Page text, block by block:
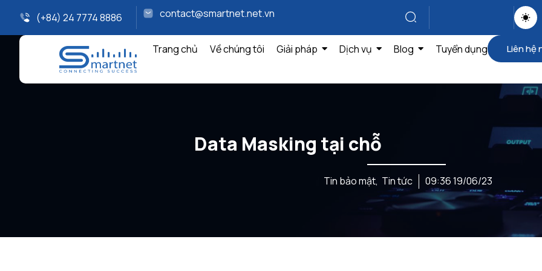
(+84) 24 7774 8886 contact@smartnet.net.vn
Trang chủ Về chúng tôi Giải pháp Dịch vụ Blog Tuyển dụng Liên hệ
Data Masking tại chỗ
Tin bảo mật, Tin tức 09:36 19/06/23